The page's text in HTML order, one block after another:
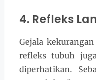
4. Refleks
Gejala
refleks tubuh
diperhatikan.